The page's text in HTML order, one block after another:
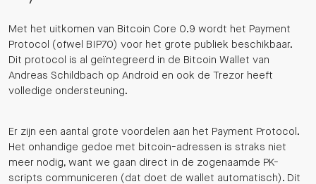
Met het uitkomen van Bitcoin Core 0.9 wordt het Payment
Protocol (ofwel BIP70) voor het grote publiek beschikbaar.
Dit protocol is al geïntegreerd in de Bitcoin Wallet van
Andreas Schildbach op Android en ook de Trezor heeft
volledige ondersteuning.
Er zijn een aantal grote voordelen aan het Payment Protocol.
Het onhandige gedoe met bitcoin-adressen is straks niet
meer nodig, want we gaan direct in de zogenaamde PK-
scripts communiceren (dat doet de wallet automatisch). Dit